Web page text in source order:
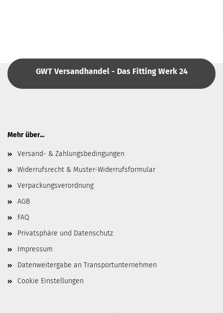
GWT Versandhandel - Das Fitting Werk 24
Mehr über...
Versand- & Zahlungsbedingungen
Widerrufsrecht & Muster-Widerrufsformular
Verpackungsverordnung
AGB
FAQ
Privatsphäre und Datenschutz
Impressum
Datenweitergabe an Transportunternehmen
Cookie Einstellungen